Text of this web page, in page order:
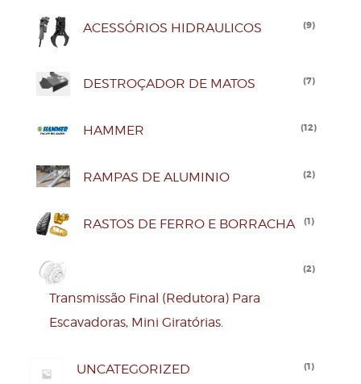
ACESSÓRIOS HIDRAULICOS (9)
DESTROÇADOR DE MATOS (7)
HAMMER (12)
RAMPAS DE ALUMINIO (2)
RASTOS DE FERRO E BORRACHA (1)
Transmissão Final (redutora) Para
Escavadoras, Mini Giratórias.
(2)
UNCATEGORIZED (1)